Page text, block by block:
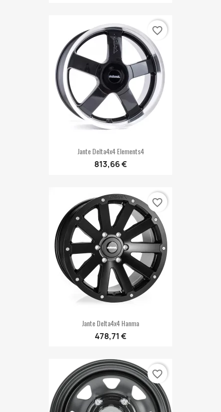
Jante Delta4x4 Elements4
813,66 €
favorite_border
Jante Delta4x4 Hanma
478,71 €
favorite_border
favorite_border